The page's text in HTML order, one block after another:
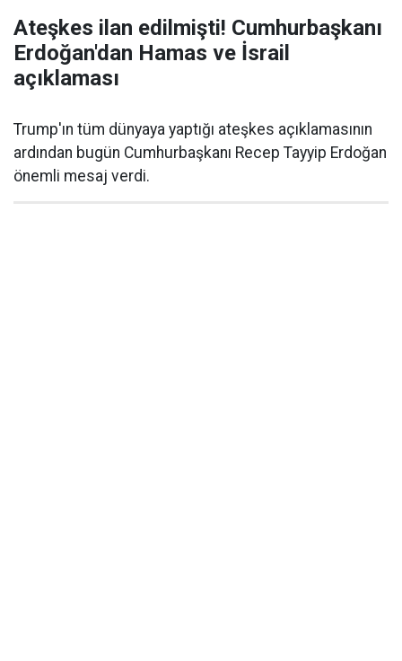
Ateşkes ilan edilmişti! Cumhurbaşkanı
Erdoğan'dan Hamas ve İsrail
açıklaması
Trump'ın tüm dünyaya yaptığı ateşkes açıklamasının
ardından bugün Cumhurbaşkanı Recep Tayyip Erdoğan
önemli mesaj verdi.